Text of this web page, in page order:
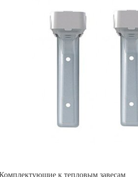
к тепловым завесам